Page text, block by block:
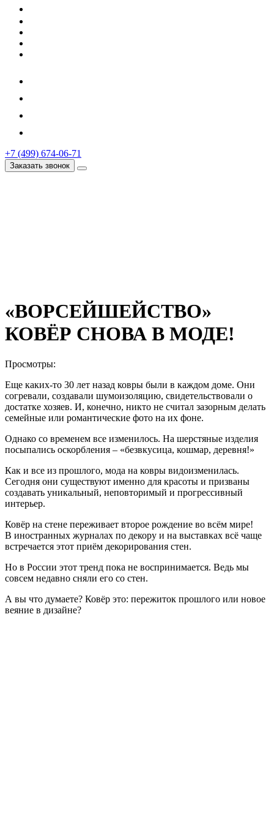
+7 (499) 674-06-71
Заказать звонок
«ВОРСЕЙШЕЙСТВО»
КОВЁР СНОВА В МОДЕ!
Просмотры:
Еще каких-то 30 лет назад ковры были в каждом доме. Они
согревали, создавали шумоизоляцию, свидетельствовали о
достатке хозяев. И, конечно, никто не считал зазорным делать
семейные или романтические фото на их фоне.
Однако со временем все изменилось. На шерстяные изделия
посыпались оскорбления – «безвкусица, кошмар, деревня!»
Как и все из прошлого, мода на ковры видоизменилась.
Сегодня они существуют именно для красоты и призваны
создавать уникальный, неповторимый и прогрессивный
интерьер.
Ковёр на стене переживает второе рождение во всём мире!
В иностранных журналах по декору и на выставках всё чаще
встречается этот приём декорирования стен.
Но в России этот тренд пока не воспринимается. Ведь мы
совсем недавно сняли его со стен.
А вы что думаете? Ковёр это: пережиток прошлого или новое
веяние в дизайне?